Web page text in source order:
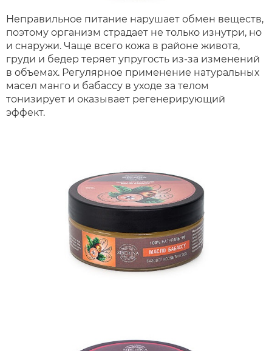
Неправильное питание нарушает обмен веществ,
поэтому организм страдает не только изнутри, но
и снаружи. Чаще всего кожа в районе живота,
груди и бедер теряет упругость из-за изменений
в объемах. Регулярное применение натуральных
масел манго и бабассу в уходе за телом
тонизирует и оказывает регенерирующий
эффект.